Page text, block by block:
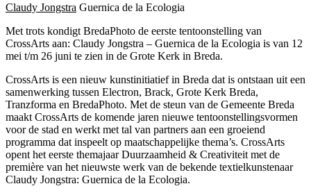
Claudy Jongstra Guernica de la Ecologia
Met trots kondigt BredaPhoto de eerste tentoonstelling van
CrossArts aan: Claudy Jongstra – Guernica de la Ecologia is van 12
mei t/m 26 juni te zien in de Grote Kerk in Breda.
CrossArts is een nieuw kunstinitiatief in Breda dat is ontstaan uit een
samenwerking tussen Electron, Brack, Grote Kerk Breda,
Tranzforma en BredaPhoto. Met de steun van de Gemeente Breda
maakt CrossArts de komende jaren nieuwe tentoonstellingsvormen
voor de stad en werkt met tal van partners aan een groeiend
programma dat inspeelt op maatschappelijke thema’s. CrossArts
opent het eerste themajaar Duurzaamheid & Creativiteit met de
première van het nieuwste werk van de bekende textielkunstenaar
Claudy Jongstra: Guernica de la Ecologia.